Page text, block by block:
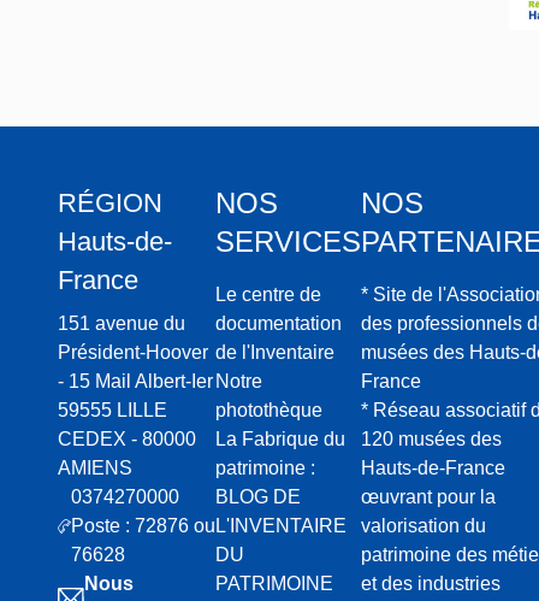
RÉGION
Hauts-de-
France
151 avenue du
Président-Hoover
- 15 Mail Albert-Ier
59555 LILLE
CEDEX - 80000
AMIENS
0374270000
Poste : 72876 ou
76628
Nous
NOS
SERVICES
Le centre de
documentation
de l'Inventaire
Notre
photothèque
La Fabrique du
patrimoine :
BLOG DE
L'INVENTAIRE
DU
PATRIMOINE
NOS
* Site de
des professionnels
musées des Hauts-
France
* Réseau associatif
120 musées des
Hauts-de-France
œuvrant pour la
valorisation du
patrimoine des
et des industries